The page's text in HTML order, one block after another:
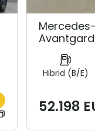
Hibrid (B/E)
52.198